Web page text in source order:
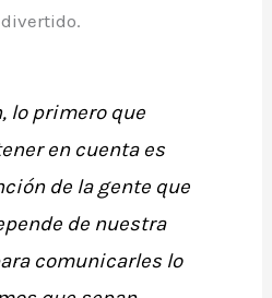
lo primero que
en cuenta es
de la gente que
de nuestra
comunicarles lo